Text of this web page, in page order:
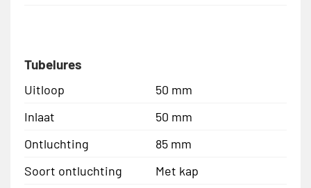
Tubelures
Uitloop
50 mm
Inlaat
50 mm
Ontluchting
85 mm
Soort ontluchting
Met kap